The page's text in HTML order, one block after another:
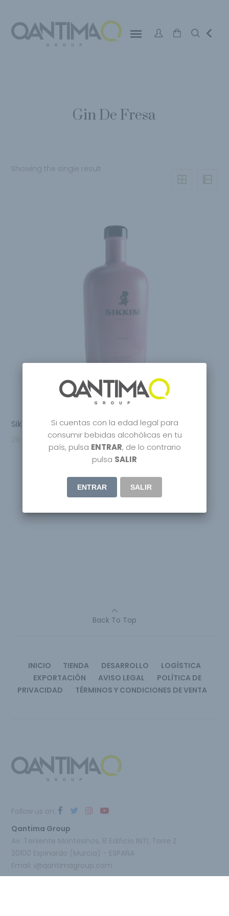
Gin De Fresa
Showing the single result
Sikkim Fraise Distilled Gin
29.95 31.95€
Back To Top
INICIO TIENDA DESARROLLO
LOGÍSTICA
EXPORTACIÓN
AVISO LEGAL
POLÍTICA DE
PRIVACIDAD
TÉRMINOS Y CONDICIONES DE VENTA
Qantima Group
Si cuentas con la edad legal para
consumir bebidas alcohólicas en tu
país, pulsa ENTRAR, de lo contrario
pulsa SALIR
ENTRAR SALIR